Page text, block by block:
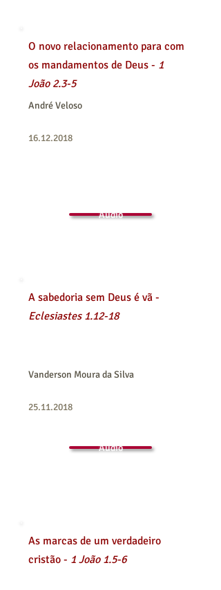
O novo relacionamento para com
os mandamentos de Deus - 1
João 2.3-5
André Veloso
16.12.2018
Áudio
A sabedoria sem Deus é vã -
Eclesiastes 1.12-18
Vanderson Moura da Silva
25.11.2018
Áudio
As marcas de um verdadeiro
cristão - 1 João 1.5-6